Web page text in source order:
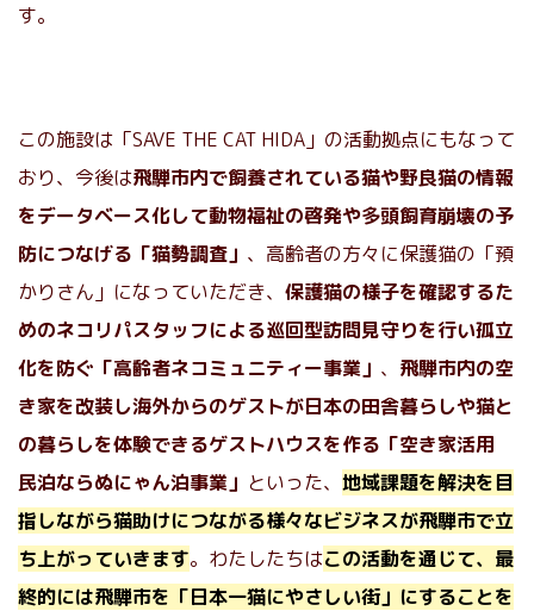
す。
この施設は「SAVE THE CAT HIDA」の活動拠点にもなって
おり、今後は飛騨市内で飼養されている猫や野良猫の情報
をデータベース化して動物福祉の啓発や多頭飼育崩壊の予
防につなげる「猫勢調査」 、高齢者の方々に保護猫の「預
かりさん」になっていただき、 保護猫の様子を確認するた
めのネコリパスタッフによる巡回型訪問見守りを行い孤立
化を防ぐ「高齢者ネコミュニティー事業」 、 飛騨市内の空
き家を改装し海外からのゲストが日本の田舎暮らしや猫と
の暮らしを体験できるゲストハウスを作る「空き家活用
民泊ならぬにゃん泊事業」 といった、 地域課題を解決を目
指しながら猫助けにつながる様々なビジネスが飛騨市で立
ち上がっていきます。わたしたちはこの活動を通じて、最
終的には飛騨市を「日本一猫にやさしい街」にすることを